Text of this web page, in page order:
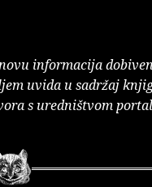
informacija
uvida u sadržaj
s uredništvom